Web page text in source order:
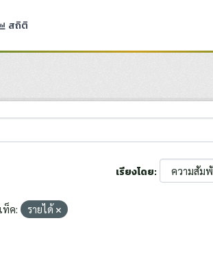
สถิติ
เรียงโดย
ท็ค:
รายได้